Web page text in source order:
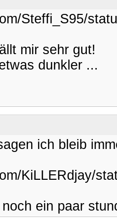
Steffi_S95/
mir sehr gut!
dunkler ...
ich bleib
KiLLERdjay/
ein paar